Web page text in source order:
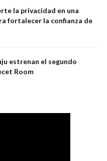
la privacidad en una
fortalecer la confianza de
estrenan el segundo
Room